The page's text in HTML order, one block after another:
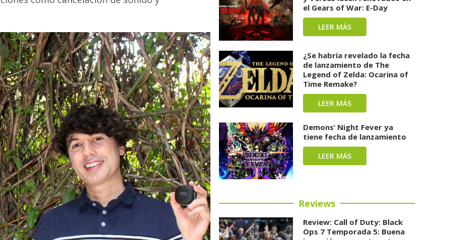
el Gears of War: E-Day
LEER MÁS
¿Se habría revelado la fecha
de lanzamiento de The
Legend of Zelda: Ocarina of
Time Remake?
LEER MÁS
Demons’ Night Fever ya
tiene fecha de lanzamiento
LEER MÁS
Reviews
Review: Call of Duty: Black
Ops 7 Temporada 5: Buena